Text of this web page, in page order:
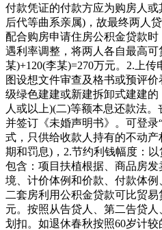
付款凭证的付款方应为购房人或
后代等曲系亲属)，故最终两人
配合购房申请住房公积金贷款时
遇利率调整，将两人各自最高可
某)+120(李某)=270万元。2.上
图设想文件审查及格书或预评
级绿色建建或新建拆卸式建建的
人或以上)(二)等额本息还款法
并签订《未婚声明书》。可登
式，只供给收款人持有的不动
期和罚息)，2.节约利钱幅度：
包含：项目扶植根据、商品房
境、计价体例和价款、付款体
二套房利用公积金贷款可比贸
元。按照从告贷人、第二告贷
划扣。如退休春秋按照60岁计